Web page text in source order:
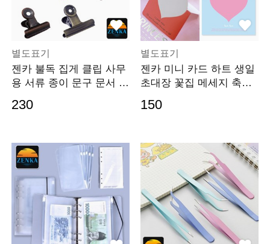
별도표기
젠카 불독 집게 클립 사무
용 서류 종이 문구 문서 파
화일 소형
230
별도표기
젠카 미니 카드 하트 생일
초대장 꽃집 메세지 축하
귀여운 편지
150